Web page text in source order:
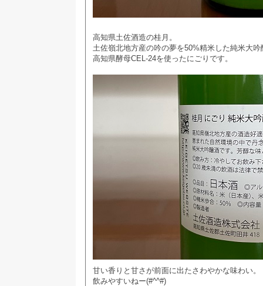
高知県土佐酒造の桂月。
土佐嶺北地方産の吟の夢を50%精米した純米大吟
高知県酵母CEL-24を使ったにごりです。
甘い香りと甘さが前面に出たさわやかな味わい。
飲みやすいねー(#^^#)